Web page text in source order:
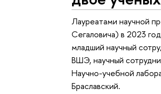
Лауреатами научной
Сегаловича) в 2023
младший научный
ВШЭ, научный
Научно-учебной
Браславский.